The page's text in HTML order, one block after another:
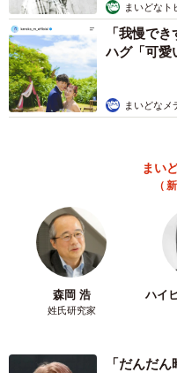
まいどなト
「我慢で
ハグ「可愛
まいどなメ
まい
（
森岡 浩
姓氏研究家
ハイ
「だんだ